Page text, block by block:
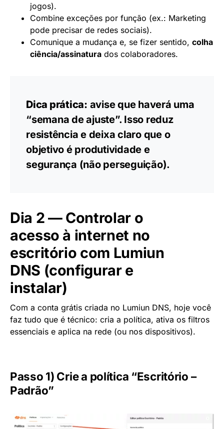
jogos).
Combine exceções por função (ex.: Marketing
pode precisar de redes sociais).
Comunique a mudança e, se fizer sentido, colha
ciência/assinatura dos colaboradores.
Dica prática: avise que haverá uma
“semana de ajuste”. Isso reduz
resistência e deixa claro que o
objetivo é produtividade e
segurança (não perseguição).
Dia 2 — Controlar o
acesso à internet no
escritório com Lumiun
DNS (configurar e
instalar)
Com a conta grátis criada no Lumiun DNS, hoje você
faz tudo que é técnico: cria a política, ativa os filtros
essenciais e aplica na rede (ou nos dispositivos).
Passo 1) Crie a política “Escritório –
Padrão”